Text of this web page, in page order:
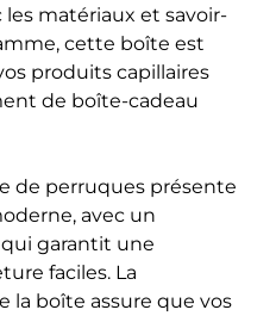
les matériaux et savoir-
cette boîte est
produits capillaires
de boîte-cadeau
de perruques présente
avec un
garantit une
faciles. La
la boîte assure que vos